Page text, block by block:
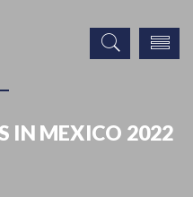
IN MEXICO 2022